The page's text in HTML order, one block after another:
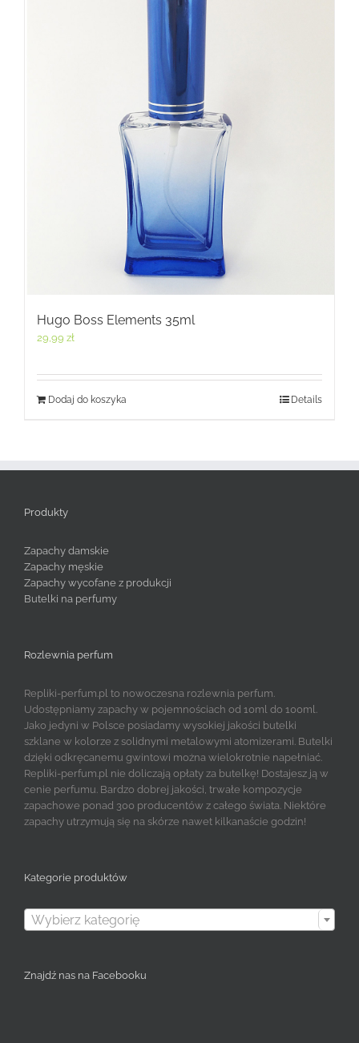
Hugo Boss Elements 35ml
29,99 zł
Dodaj do koszyka Details
Produkty
Zapachy damskie
Zapachy męskie
Zapachy wycofane z produkcji
Butelki na perfumy
Rozlewnia perfum
Repliki-perfum.pl to nowoczesna rozlewnia perfum.
Udostępniamy zapachy w pojemnościach od 10ml do 100ml.
Jako jedyni w Polsce posiadamy wysokiej jakości butelki
szklane w kolorze z solidnymi metalowymi atomizerami. Butelki
dzięki odkręcanemu gwintowi można wielokrotnie napełniać.
Repliki-perfum.pl nie doliczają opłaty za butelkę! Dostajesz ją w
cenie perfumu. Bardzo dobrej jakości, trwałe kompozycje
zapachowe ponad 300 producentów z całego świata. Niektóre
zapachy utrzymują się na skórze nawet kilkanaście godzin!
Kategorie produktów
Wybierz kategorię
Znajdź nas na Facebooku